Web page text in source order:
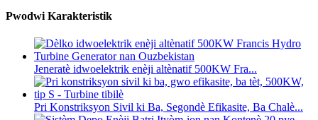
Pwodwi Karakteristik
Jeneratè idwoelektrik enèji altènatif 500KW Fra...
Pri Konstriksyon Sivil ki Ba, Segondè Efikasite, Ba Chalè...